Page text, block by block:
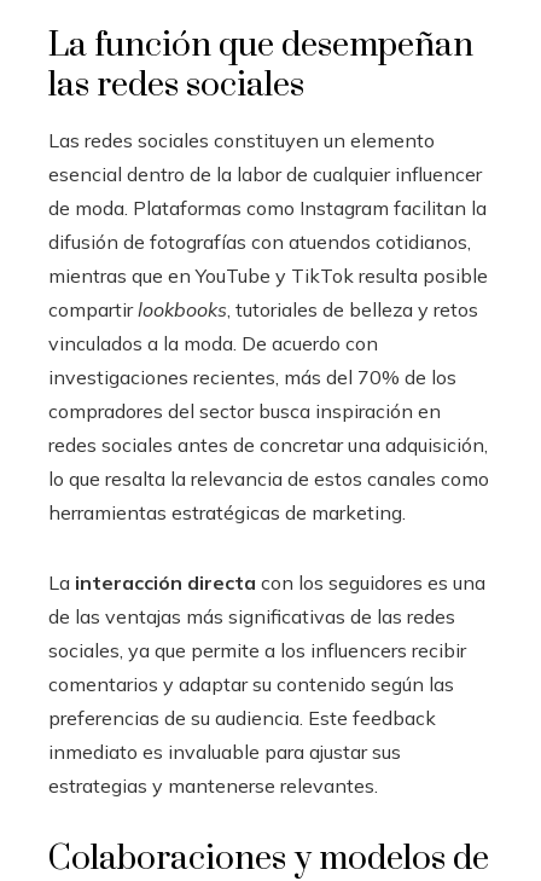
La función que desempeñan
las redes sociales
Las redes sociales constituyen un elemento
esencial dentro de la labor de cualquier influencer
de moda. Plataformas como Instagram facilitan la
difusión de fotografías con atuendos cotidianos,
mientras que en YouTube y TikTok resulta posible
compartirlookbooks, tutoriales de belleza y retos
vinculados a la moda. De acuerdo con
investigaciones recientes, más del 70% de los
compradores del sector busca inspiración en
redes sociales antes de concretar una adquisición,
lo que resalta la relevancia de estos canales como
herramientas estratégicas de marketing.
La interacción directa con los seguidores es una
de las ventajas más significativas de las redes
sociales, ya que permite a los influencers recibir
comentarios y adaptar su contenido según las
preferencias de su audiencia. Este feedback
inmediato es invaluable para ajustar sus
estrategias y mantenerse relevantes.
Colaboraciones y modelos de